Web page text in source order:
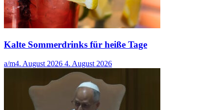
Kalte Sommerdrinks für heiße Tage
a/m4. August 2026 4. August 2026